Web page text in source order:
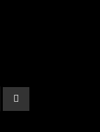
Search